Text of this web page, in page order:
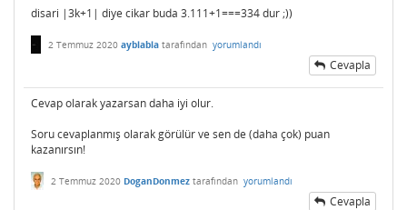
disari |3k+1| diye cikar buda 3.111+1===334 dur ;))
2 Temmuz 2020 ayblabla tarafından yorumlandı
Cevapla
Cevap olarak yazarsan daha iyi olur.
Soru cevaplanmış olarak görülür ve sen de (daha çok) puan
kazanırsın!
2 Temmuz 2020 DoganDonmez tarafından yorumlandı
Cevapla